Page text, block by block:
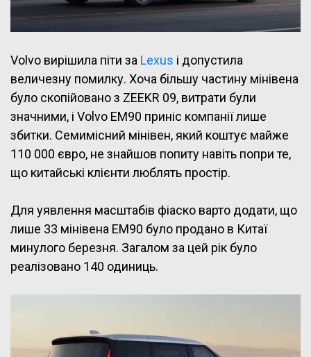
Volvo вирішила піти за Lexus і допустила
величезну помилку. Хоча більшу частину мінівена
було скопійовано з ZEEKR 09, витрати були
значними, і Volvo EM90 приніс компанії лише
збитки. Семимісний мінівен, який коштує майже
110 000 євро, не знайшов попиту навіть попри те,
що китайські клієнти люблять простір.
Для уявлення масштабів фіаско варто додати, що
лише 33 мінівена EM90 було продано в Китаї
минулого березня. Загалом за цей рік було
реалізовано 140 одиниць.